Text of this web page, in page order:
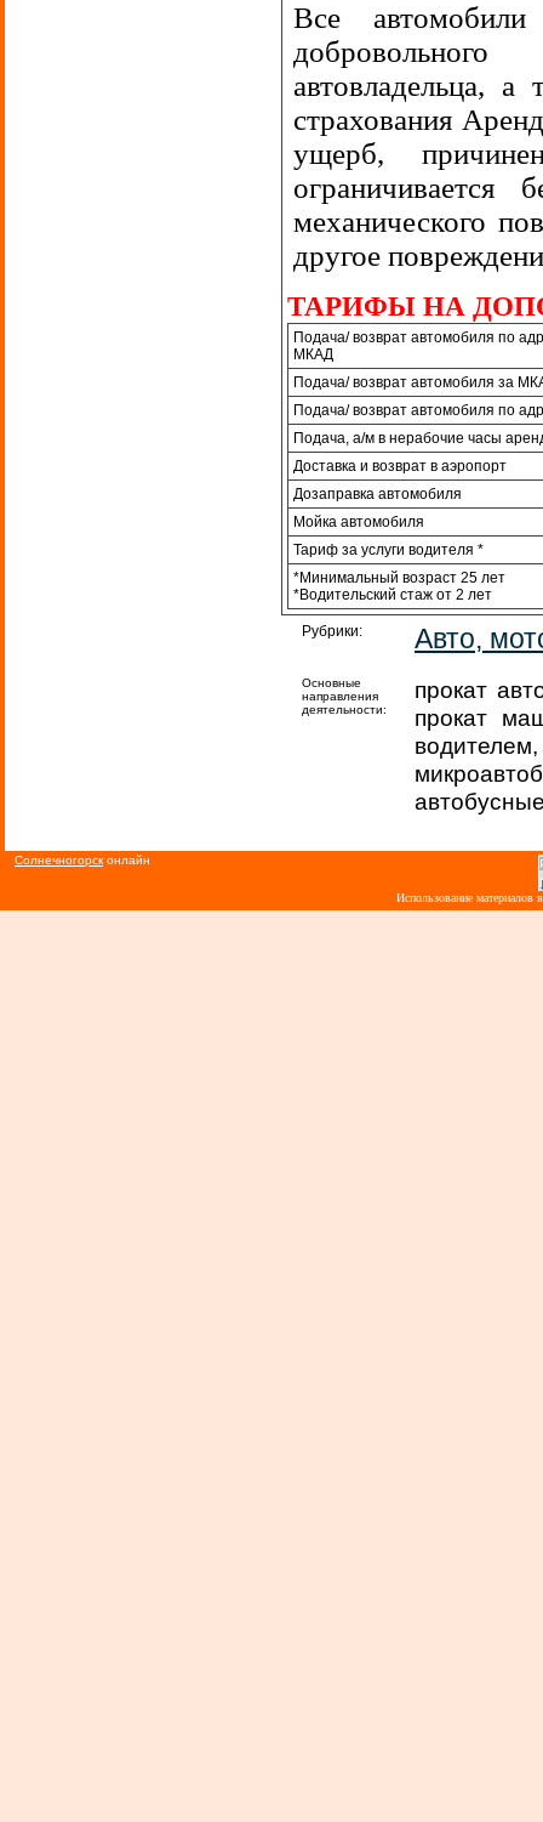
Все
добровольного
автовладельца,
страхования
ущерб,
ограничивается
механического
другое
ТАРИФЫ НА
Подача/ возврат автомобиля по
МКАД
Подача/ возврат автомобиля за
Подача/ возврат автомобиля по
Подача, а/м в нерабочие часы
Доставка и возврат в аэропорт
Дозаправка автомобиля
Мойка автомобиля
Тариф за услуги водителя *
*Минимальный возраст 25 лет
*Водительский стаж от 2 лет
Рубрики: Авто,
Основные
направления
деятельности:
прокат
прокат
Солнечногорск онлайн
Использование материалов